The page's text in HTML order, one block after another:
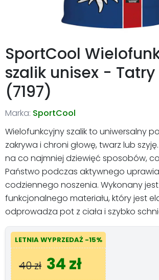
SportCool
szalik unisex -
(7197)
Marka: SportCool
Wielofunkcyjny szalik to uniwersalny
zakrywa i chroni głowę, twarz lub
na co najmniej dziewięć sposobów,
Państwo podczas aktywnego
codziennego noszenia. Wykonany
funkcjonalnego materiału, który jest
odprowadza pot z ciała i szybko
LETNIA WYPRZEDAŻ -15%
40 zł 34 zł